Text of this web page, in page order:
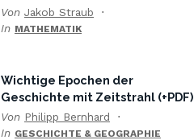
Von Jakob Straub
In MATHEMATIK
Wichtige Epochen der
Geschichte mit Zeitstrahl (+PDF)
Von Philipp Bernhard
In GESCHICHTE & GEOGRAPHIE